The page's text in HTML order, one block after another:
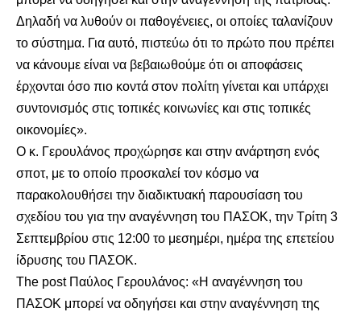
Δηλαδή να λυθούν οι παθογένειες, οι οποίες ταλανίζουν
το σύστημα. Για αυτό, πιστεύω ότι το πρώτο που πρέπει
να κάνουμε είναι να βεβαιωθούμε ότι οι αποφάσεις
έρχονται όσο πιο κοντά στον πολίτη γίνεται και υπάρχει
συντονισμός στις τοπικές κοινωνίες και στις τοπικές
οικονομίες».
Ο κ. Γερουλάνος προχώρησε και στην ανάρτηση ενός
σποτ, με το οποίο προσκαλεί τον κόσμο να
παρακολουθήσει την διαδικτυακή παρουσίαση του
σχεδίου του για την αναγέννηση του ΠΑΣΟΚ, την Τρίτη 3
Σεπτεμβρίου στις 12:00 το μεσημέρι, ημέρα της επετείου
ίδρυσης του ΠΑΣΟΚ.
The post Παύλος Γερουλάνος: «Η αναγέννηση του
ΠΑΣΟΚ μπορεί να οδηγήσει και στην αναγέννηση της